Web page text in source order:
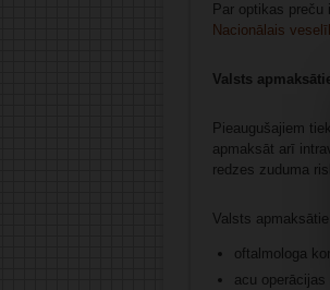
Par optikas
Nacionālais
Valsts
Pieaugušajiem
apmaksāt arī
redzes zuduma
Valsts
oftalmologa
acu